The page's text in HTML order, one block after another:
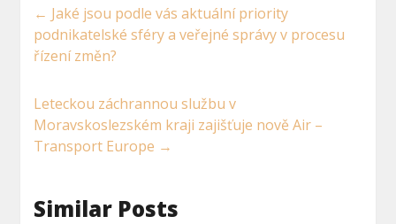
← Jaké jsou podle vás aktuální priority
podnikatelské sféry a veřejné správy v procesu
řízení změn?
Leteckou záchrannou službu v
Moravskoslezském kraji zajišťuje nově Air –
Transport Europe →
Similar Posts